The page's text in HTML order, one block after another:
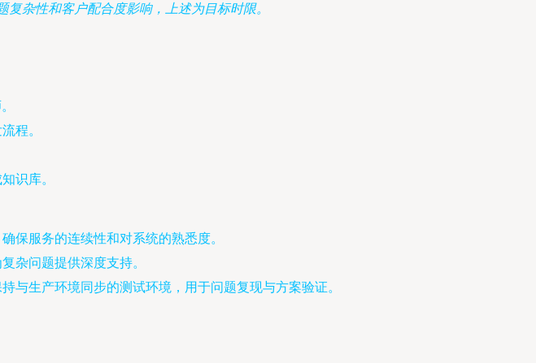
杂性和客户配合度影响，上述为目标时限。
程。
识库。
保服务的连续性和对系统的熟悉度。
杂问题提供深度支持。
与生产环境同步的测试环境，用于问题复现与方案验证。